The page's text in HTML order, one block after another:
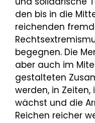
den bis in die
reichenden
begegnen. Die
aber auch im
gestalteten
werden, in
wächst und die
Reichen reicher